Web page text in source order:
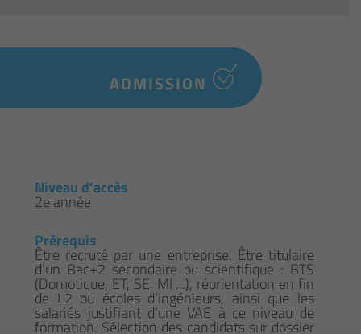
ADMISSION
Niveau d’accès
2e année
Prérequis
Être recruté par une entreprise. Être titulaire
d’un Bac+2 secondaire ou scientifique : BTS
(Domotique, ET, SE, MI ...), réorientation en fin
de L2 ou écoles d’ingénieurs, ainsi que les
salariés justifiant d’une VAE à ce niveau de
formation. Sélection des candidats sur dossier